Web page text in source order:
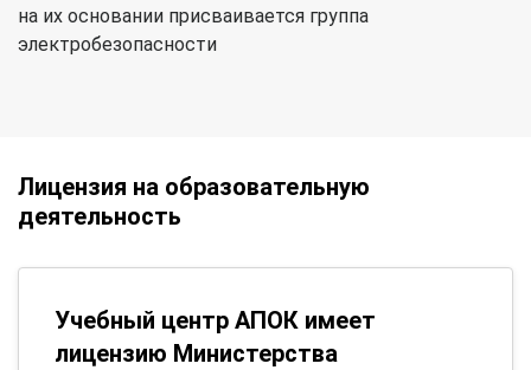
на их основании присваивается группа
электробезопасности
Лицензия на образовательную
деятельность
Учебный центр АПОК имеет
лицензию Министерства